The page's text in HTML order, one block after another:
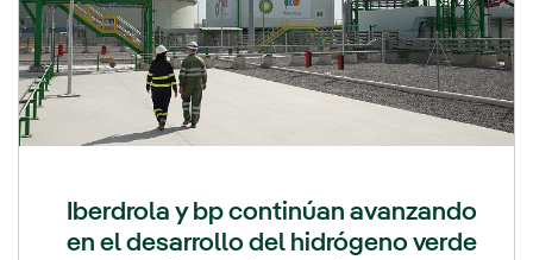
Iberdrola y bp continúan avanzando
en el desarrollo del hidrógeno verde